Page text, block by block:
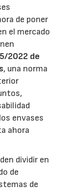
de poner
el mercado
2022 de
, una norma
envases
ahora
dividir en
de
de